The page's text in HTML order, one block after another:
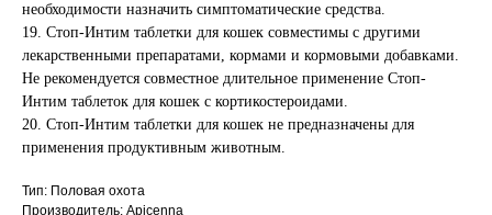
необходимости назначить симптоматические средства.
19. Стоп-Интим таблетки для кошек совместимы с другими
лекарственными препаратами, кормами и кормовыми добавками.
Не рекомендуется совместное длительное применение Стоп-
Интим таблеток для кошек с кортикостероидами.
20. Стоп-Интим таблетки для кошек не предназначены для
применения продуктивным животным.
Тип: Половая охота
Производитель: Apicenna